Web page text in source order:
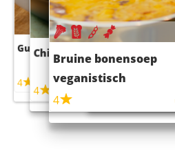
Guacamole
4
Chili con carne
4
Bruine bonensoep
veganistisch
4
Sushi rijstsalade
maaltijdsalade
4